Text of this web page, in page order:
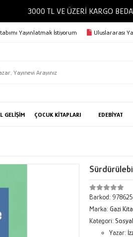
3000 TL VE ÜZERİ KARGO
Yayınlatmak İstiyorum Uluslararası
GELİŞİM ÇOCUK KİTAPLARI EDEBİYAT
Barkod:
Marka: Gazi
Kategori:
Yazar: